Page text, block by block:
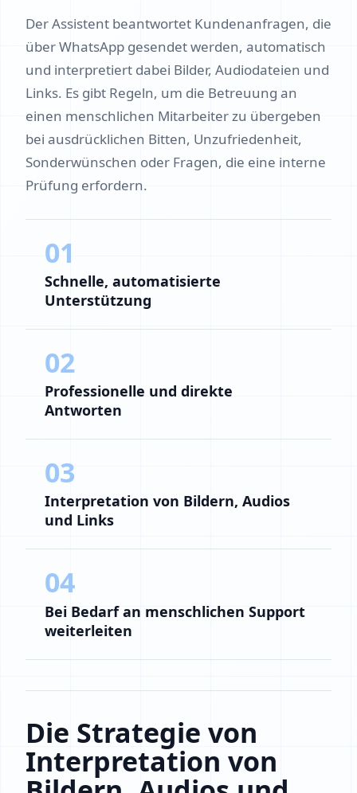
Der Assistent beantwortet Kundenanfragen, die
über WhatsApp gesendet werden, automatisch
und interpretiert dabei Bilder, Audiodateien und
Links. Es gibt Regeln, um die Betreuung an
einen menschlichen Mitarbeiter zu übergeben
bei ausdrücklichen Bitten, Unzufriedenheit,
Sonderwünschen oder Fragen, die eine interne
Prüfung erfordern.
01
Schnelle, automatisierte
Unterstützung
02
Professionelle und direkte
Antworten
03
Interpretation von Bildern, Audios
und Links
04
Bei Bedarf an menschlichen Support
weiterleiten
Die Strategie von
Interpretation von